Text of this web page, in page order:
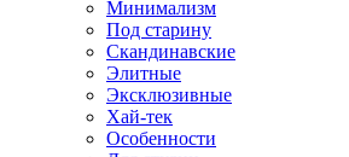
Минимализм
Под старину
Скандинавские
Элитные
Эксклюзивные
Хай-тек
Особенности